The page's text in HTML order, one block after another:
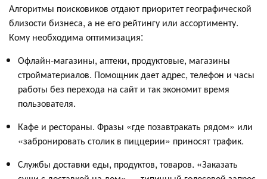
Алгоритмы поисковиков отдают приоритет географической
близости бизнеса, а не его рейтингу или ассортименту.
Кому необходима оптимизация:
Офлайн-магазины, аптеки, продуктовые, магазины
стройматериалов. Помощник дает адрес, телефон и часы
работы без перехода на сайт и так экономит время
пользователя.
Кафе и рестораны. Фразы «где позавтракать рядом» или
«забронировать столик в пиццерии» приносят трафик.
Службы доставки еды, продуктов, товаров. «Заказать